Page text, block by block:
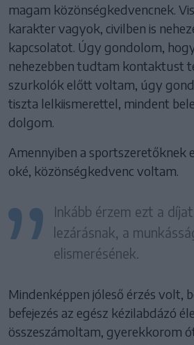
magam közönségkedvencnek.
karakter vagyok, civilben is
kapcsolatot. Úgy gondolom,
nehezebben tudtam kontaktust
szurkolók előtt voltam, úgy
tiszta lelkiismerettel, mindent
dolgom.
Amennyiben a sportszeretőknek
oké, közönségkedvenc voltam.
Inkább érzem ezt a
lezárásnak, a
elismerésének.
Mindenképpen jóleső érzés volt,
befejezés az egész kézilabdázó
összeszámoltam, gyerekkorom